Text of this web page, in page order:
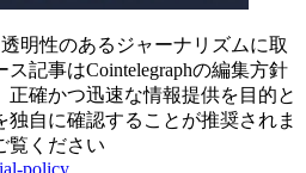
明性のあるジャーナリズムに取
記事はCointelegraphの編集方針
正確かつ迅速な情報提供を目的と
独自に確認することが推奨されま
覧ください